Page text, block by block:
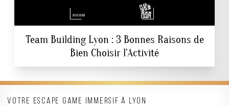
Team Building Lyon : 3 Bonnes Raisons de
Bien Choisir l'Activité
Votre escape game immersif à Lyon